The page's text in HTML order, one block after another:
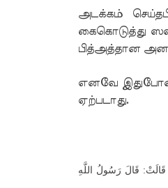
அடக்கம்
கைகொடுத்து
பித்அத்தான
எனவே இதுபோன்ற
ஏற்படாது.
قَالَتْ: قَالَ رَسُولُ اللَّهِ